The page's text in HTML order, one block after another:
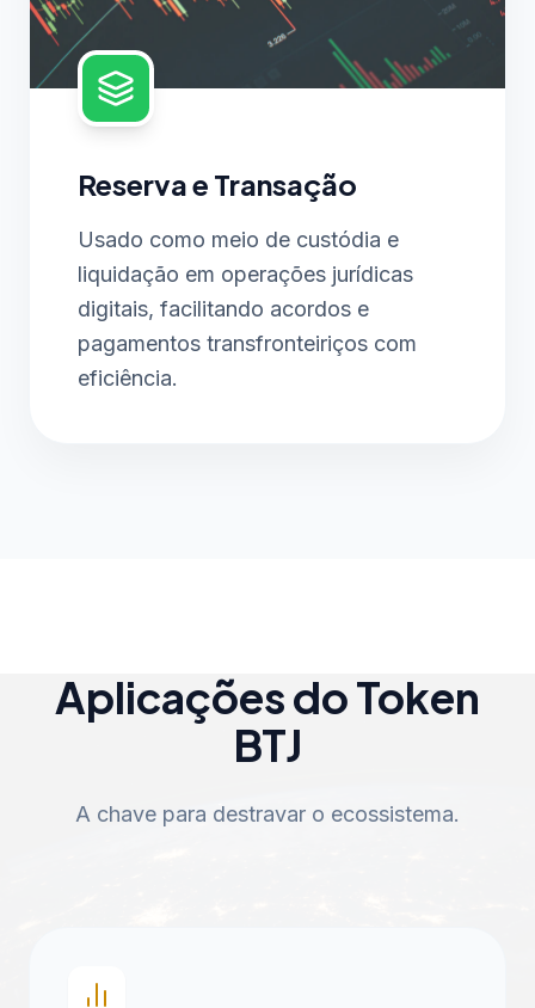
Reserva e Transação
Usado como meio de custódia e
liquidação em operações jurídicas
digitais, facilitando acordos e
pagamentos transfronteiriços com
eficiência.
Aplicações do Token
BTJ
A chave para destravar o ecossistema.